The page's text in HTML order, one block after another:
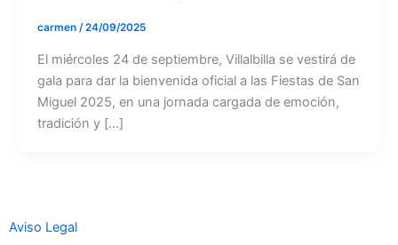
carmen /24/09/2025
El miércoles 24 de septiembre, Villalbilla se vestirá de
gala para dar la bienvenida oficial a las Fiestas de San
Miguel 2025, en una jornada cargada de emoción,
tradición y […]
Aviso Legal